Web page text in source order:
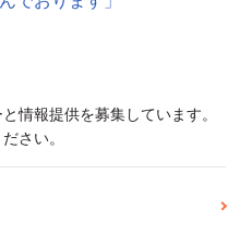
情報提供を募集しています。
さい。